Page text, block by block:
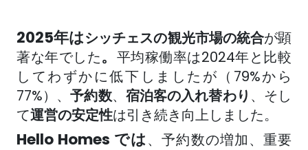
2025年はシッチェスの観光市場の統合が顕
著な年でした。 平均稼働率は2024年と比較
してわずかに低下しましたが（79%から
77%）、予約数、 宿泊客の入れ替わり 、そし
て運営の安定性は引き続き向上しました。
Hello Homes では、予約数の増加、重要